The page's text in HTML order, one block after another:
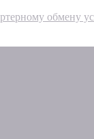
обмену